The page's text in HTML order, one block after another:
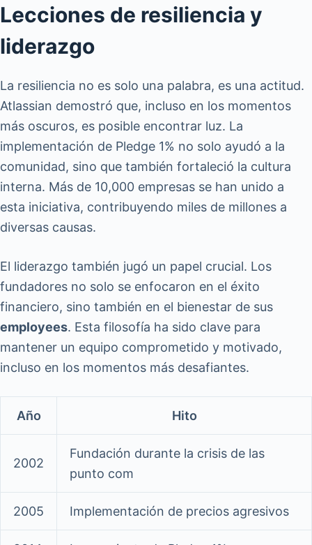
Lecciones de resiliencia y
liderazgo
La resiliencia no es solo una palabra, es una actitud.
Atlassian demostró que, incluso en los momentos
más oscuros, es posible encontrar luz. La
implementación de Pledge 1% no solo ayudó a la
comunidad, sino que también fortaleció la cultura
interna. Más de 10,000 empresas se han unido a
esta iniciativa, contribuyendo miles de millones a
diversas causas.
El liderazgo también jugó un papel crucial. Los
fundadores no solo se enfocaron en el éxito
financiero, sino también en el bienestar de sus
employees. Esta filosofía ha sido clave para
mantener un equipo comprometido y motivado,
incluso en los momentos más desafiantes.
Año Hito
2002
Fundación durante la crisis de las
punto com
2005 Implementación de precios agresivos